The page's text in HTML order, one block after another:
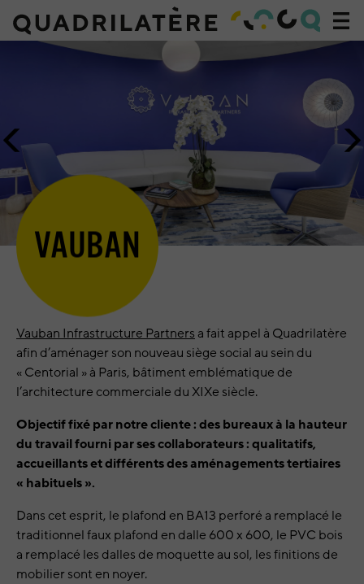
Vauban
à
VAUBAN
Image
précédente
Vauban Infrastructure Partnersa fait appel à Quadrilatère
afin d’aménager son nouveau siège social au sein du
« Centorial » à Paris, bâtiment emblématique de
l’architecture commerciale du XIXe siècle.
Objectif fixé par notre cliente : des bureaux à la hauteur
du travail fourni par ses collaborateurs: qualitatifs,
accueillants et différents des aménagements tertiaires
« habituels ».
Dans cet esprit, le plafond en BA13 perforé a remplacé le
traditionnel faux plafond en dalle 600 x 600, le PVC bois
a remplacé les dalles de moquette au sol, les finitions de
mobilier sont en noyer.